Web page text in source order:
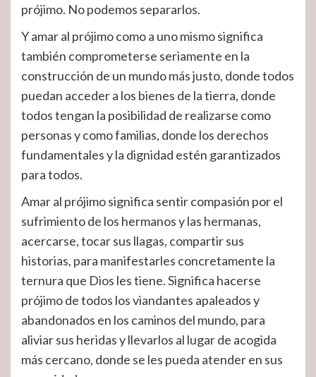
prójimo. No podemos separarlos.
Y amar al prójimo como a uno mismo significa
también comprometerse seriamente en la
construcción de un mundo más justo, donde todos
puedan acceder a los bienes de la tierra, donde
todos tengan la posibilidad de realizarse como
personas y como familias, donde los derechos
fundamentales y la dignidad estén garantizados
para todos.
Amar al prójimo significa sentir compasión por el
sufrimiento de los hermanos y las hermanas,
acercarse, tocar sus llagas, compartir sus
historias, para manifestarles concretamente la
ternura que Dios les tiene. Significa hacerse
prójimo de todos los viandantes apaleados y
abandonados en los caminos del mundo, para
aliviar sus heridas y llevarlos al lugar de acogida
más cercano, donde se les pueda atender en sus